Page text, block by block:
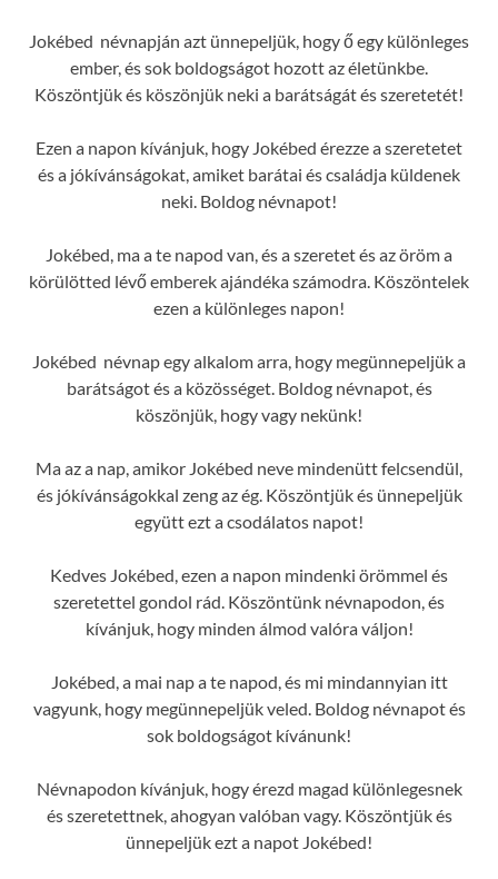
Jokébed névnapján azt ünnepeljük, hogy ő egy különleges
ember, és sok boldogságot hozott az életünkbe.
Köszöntjük és köszönjük neki a barátságát és szeretetét!
Ezen a napon kívánjuk, hogy Jokébed érezze a szeretetet
és a jókívánságokat, amiket barátai és családja küldenek
neki. Boldog névnapot!
Jokébed, ma a te napod van, és a szeretet és az öröm a
körülötted lévő emberek ajándéka számodra. Köszöntelek
ezen a különleges napon!
Jokébed névnap egy alkalom arra, hogy megünnepeljük a
barátságot és a közösséget. Boldog névnapot, és
köszönjük, hogy vagy nekünk!
Ma az a nap, amikor Jokébed neve mindenütt felcsendül,
és jókívánságokkal zeng az ég. Köszöntjük és ünnepeljük
együtt ezt a csodálatos napot!
Kedves Jokébed, ezen a napon mindenki örömmel és
szeretettel gondol rád. Köszöntünk névnapodon, és
kívánjuk, hogy minden álmod valóra váljon!
Jokébed, a mai nap a te napod, és mi mindannyian itt
vagyunk, hogy megünnepeljük veled. Boldog névnapot és
sok boldogságot kívánunk!
Névnapodon kívánjuk, hogy érezd magad különlegesnek
és szeretettnek, ahogyan valóban vagy. Köszöntjük és
ünnepeljük ezt a napot Jokébed!